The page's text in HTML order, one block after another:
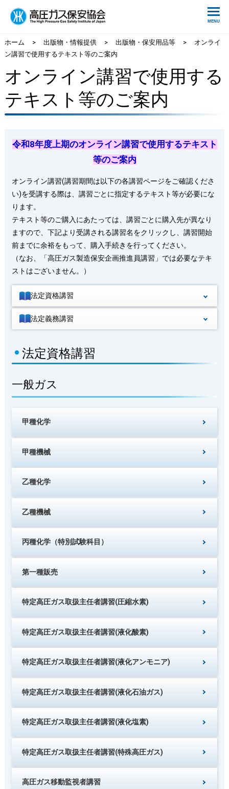
ホーム > 出版物・情報提供 > 出版物・保安用品等 >
オンライ
ン講習で使用するテキスト等のご案内
オンライン講習で使用する
テキスト等のご案内
令和8年度上期のオンライン講習で使用するテキスト
等のご案内
オンライン講習(講習期間は以下の各講習ページをご確認くださ
い)を受講する際は、講習ごとに指定するテキスト等が必要にな
ります。
テキスト等のご購入にあたっては、講習ごとに購入先が異なり
ますので、下記より受講される講習名をクリックし、講習開始
前までに余裕をもって、購入手続きを行ってください。
（なお、「高圧ガス製造保安企画推進員講習」では必要なテキ
ストはございません。）
法定資格講習
法定義務講習
法定資格講習
一般ガス
甲種化学
甲種機械
乙種化学
乙種機械
丙種化学（特別試験科目）
第一種販売
特定高圧ガス取扱主任者講習(圧縮水素)
特定高圧ガス取扱主任者講習(液化酸素)
特定高圧ガス取扱主任者講習(液化アンモニア)
特定高圧ガス取扱主任者講習(液化石油ガス)
特定高圧ガス取扱主任者講習(液化塩素)
特定高圧ガス取扱主任者講習(特殊高圧ガス)
高圧ガス移動監視者講習